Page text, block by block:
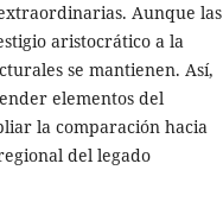
Aunque las
aristocrático a la
se mantienen. Así,
elementos del
la comparación hacia
del legado